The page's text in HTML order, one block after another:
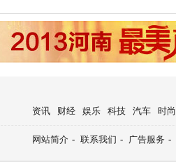
资讯 财经 娱乐 科技 汽车 时尚
网站简介 - 联系我们 - 广告服务 -